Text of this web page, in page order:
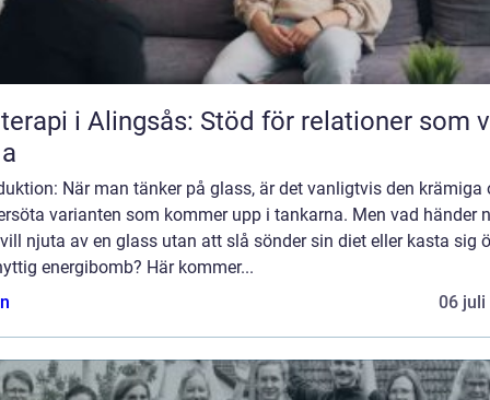
i Alingsås: Stöd för relationer som
När man tänker på glass, är det vanligtvis den krämiga
varianten som kommer upp i tankarna. Men vad händer
njuta av en glass utan att slå sönder sin diet eller kasta sig
energibomb? Här kommer...
06 juli